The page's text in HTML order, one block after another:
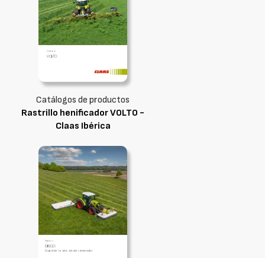
Catálogos de productos
Rastrillo henificador VOLTO -
Claas Ibérica